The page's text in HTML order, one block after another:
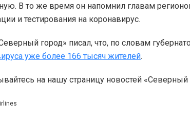
В то же время он напомнил главам
и тестирования на коронавирус.
город» писал, что, по словам
уже более 166 тысяч жителей.
на нашу страницу новостей